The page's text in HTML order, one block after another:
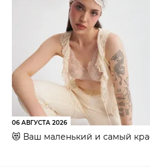
06 АВГУСТА 2026
😻 Ваш маленький и самый